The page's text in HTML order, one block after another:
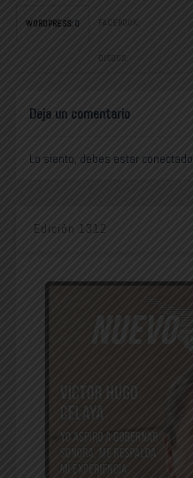
WORDPRESS: 0 FACEBOOK:
DISQUS:
Deja un comentario
Lo siento, debes estar conectado
Edición 1312